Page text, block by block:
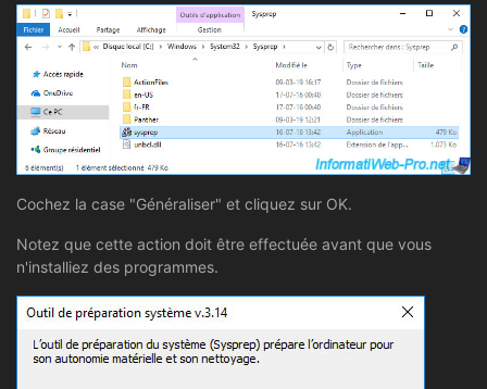
Cochez la case "Généraliser" et cliquez sur OK.
Notez que cette action doit être effectuée avant que vous
n'installiez des programmes.